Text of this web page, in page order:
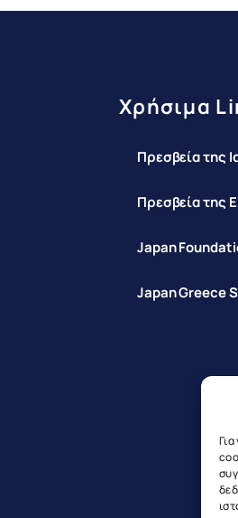
Χρήσιμα
Πρεσβεία της
Πρεσβεία της
Japan
Japan Greece